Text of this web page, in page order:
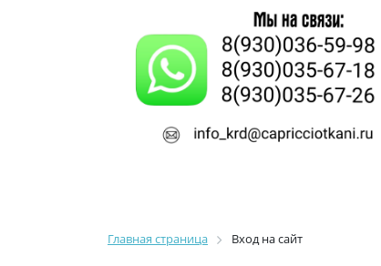
Главная страница Вход на сайт